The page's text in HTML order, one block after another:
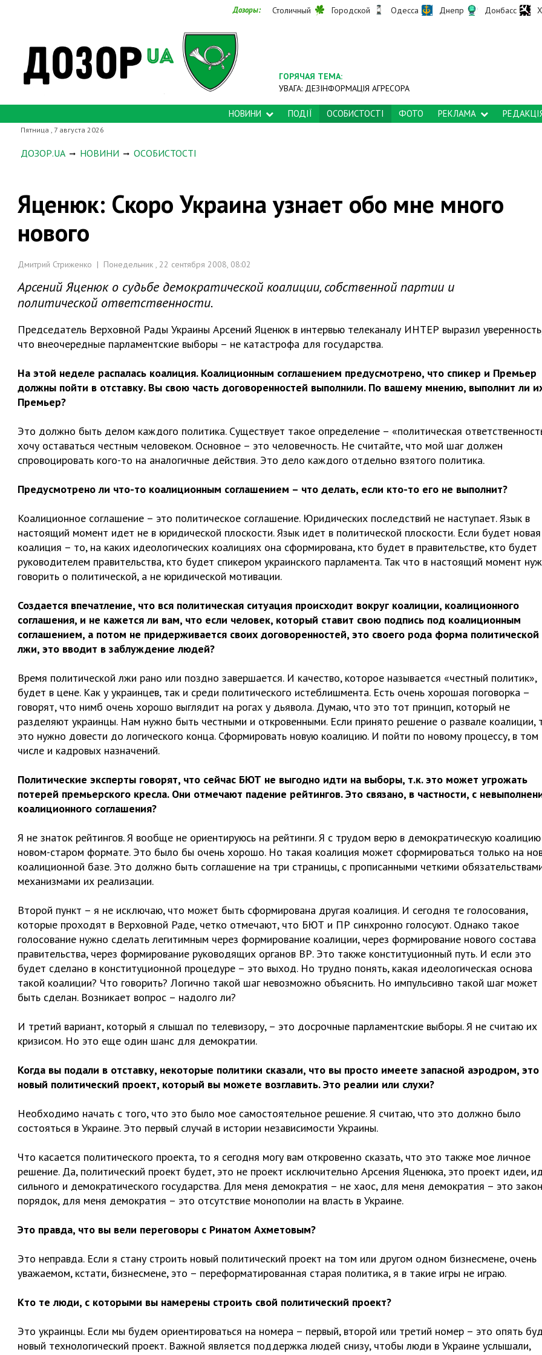
Дозоры: Столичный Городской Одесса Днепр Донбасс
ГОРЯЧАЯ ТЕМА:
УВАГА: ДЕЗІНФОРМАЦІЯ АГРЕСОРА
НОВИНИ ПОДІЇ ОСОБИСТОСТІ ФОТО РЕКЛАМА
Пятница , 7 августа 2026
ДОЗОР.UA НОВИНИ ОСОБИСТОСТІ
Яценюк: Скоро Украина узнает обо мне много
нового
Дмитрий Стриженко | Понедельник , 22 сентября 2008, 08:02
Арсений Яценюк о судьбе демократической коалиции, собственной партии и
политической ответственности.
Председатель Верховной Рады Украины Арсений Яценюк в интервью телеканалу ИНТЕР выразил
что внеочередные парламентские выборы – не катастрофа для государства.
На этой неделе распалась коалиция. Коалиционным соглашением предусмотрено, что спикер и Премьер
должны пойти в отставку. Вы свою часть договоренностей выполнили. По вашему мнению, выполнит ли
Премьер?
Это должно быть делом каждого политика. Существует такое определение – «политическая
хочу оставаться честным человеком. Основное – это человечность. Не считайте, что мой шаг должен
спровоцировать кого-то на аналогичные действия. Это дело каждого отдельно взятого политика.
Предусмотрено ли что-то коалиционным соглашением – что делать, если кто-то его не выполнит?
Коалиционное соглашение – это политическое соглашение. Юридических последствий не наступает. Язык в
настоящий момент идет не в юридической плоскости. Язык идет в политической плоскости. Если будет новая
коалиция – то, на каких идеологических коалициях она сформирована, кто будет в правительстве, кто будет
руководителем правительства, кто будет спикером украинского парламента. Так что в настоящий момент
говорить о политической, а не юридической мотивации.
Создается впечатление, что вся политическая ситуация происходит вокруг коалиции, коалиционного
соглашения, и не кажется ли вам, что если человек, который ставит свою подпись под коалиционным
соглашением, а потом не придерживается своих договоренностей, это своего рода форма политической
лжи, это вводит в заблуждение людей?
Время политической лжи рано или поздно завершается. И качество, которое называется «честный политик»,
будет в цене. Как у украинцев, так и среди политического истеблишмента. Есть очень хорошая поговорка –
говорят, что нимб очень хорошо выглядит на рогах у дьявола. Думаю, что это тот принцип, который не
разделяют украинцы. Нам нужно быть честными и откровенными. Если принято решение о развале коалиции,
это нужно довести до логического конца. Сформировать новую коалицию. И пойти по новому процессу, в том
числе и кадровых назначений.
Политические эксперты говорят, что сейчас БЮТ не выгодно идти на выборы, т.к. это может угрожать
потерей премьерского кресла. Они отмечают падение рейтингов. Это связано, в частности, с
коалиционного соглашения?
Я не знаток рейтингов. Я вообще не ориентируюсь на рейтинги. Я с трудом верю в демократическую
новом-старом формате. Это было бы очень хорошо. Но такая коалиция может сформироваться только на
коалиционной базе. Это должно быть соглашение на три страницы, с прописанными четкими
механизмами их реализации.
Второй пункт – я не исключаю, что может быть сформирована другая коалиция. И сегодня те голосования,
которые проходят в Верховной Раде, четко отмечают, что БЮТ и ПР синхронно голосуют. Однако такое
голосование нужно сделать легитимным через формирование коалиции, через формирование нового состава
правительства, через формирование руководящих органов ВР. Это также конституционный путь. И если это
будет сделано в конституционной процедуре – это выход. Но трудно понять, какая идеологическая основа
такой коалиции? Что говорить? Логично такой шаг невозможно объяснить. Но импульсивно такой шаг может
быть сделан. Возникает вопрос – надолго ли?
И третий вариант, который я слышал по телевизору, – это досрочные парламентские выборы. Я не считаю их
кризисом. Но это еще один шанс для демократии.
Когда вы подали в отставку, некоторые политики сказали, что вы просто имеете запасной аэродром, это
новый политический проект, который вы можете возглавить. Это реалии или слухи?
Необходимо начать с того, что это было мое самостоятельное решение. Я считаю, что это должно было
состояться в Украине. Это первый случай в истории независимости Украины.
Что касается политического проекта, то я сегодня могу вам откровенно сказать, что это также мое личное
решение. Да, политический проект будет, это не проект исключительно Арсения Яценюка, это проект идеи,
сильного и демократического государства. Для меня демократия – не хаос, для меня демократия – это
порядок, для меня демократия – это отсутствие монополии на власть в Украине.
Это правда, что вы вели переговоры с Ринатом Ахметовым?
Это неправда. Если я стану строить новый политический проект на том или другом одном бизнесмене, очень
уважаемом, кстати, бизнесмене, это – переформатированная старая политика, я в такие игры не играю.
Кто те люди, с которыми вы намерены строить свой политический проект?
Это украинцы. Если мы будем ориентироваться на номера – первый, второй или третий номер – это опять
новый технологический проект. Важной является поддержка людей снизу, чтобы люди в Украине услышали,